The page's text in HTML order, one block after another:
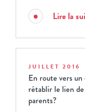
Lire la
JUILLET 2016
En route vers
rétablir le lien
parents?